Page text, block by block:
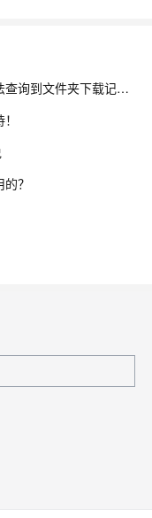
关于在钉钉群撤回文件夹，管理员日志无法查询到文件夹下载记录的问题。
？
儿？